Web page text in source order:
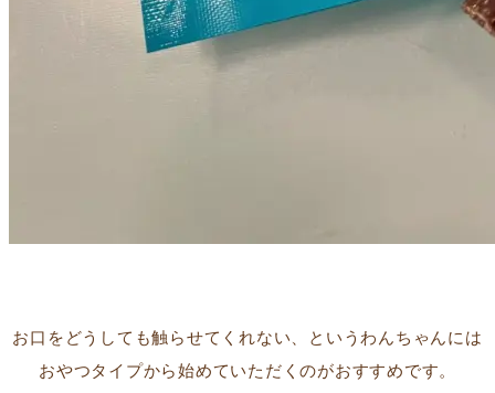
お口をどうしても触らせてくれない、というわんちゃんには
おやつタイプから始めていただくのがおすすめです。